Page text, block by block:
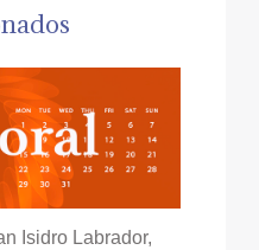
Isidro Labrador,